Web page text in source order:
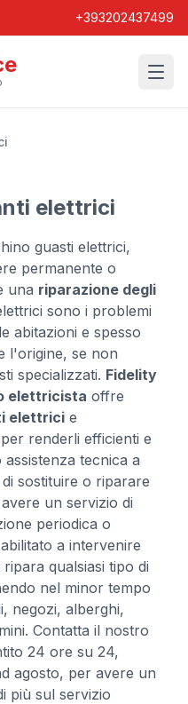
+393202437499
elettrici
guasti elettrici,
permanente o
una riparazione degli
sono i problemi
abitazioni e spesso
l'origine, se non
specializzati. Fidelity
elettricista offre
elettrici e
per renderli efficienti e
tecnica a
sostituire o riparare
un servizio di
periodica o
a intervenire
qualsiasi tipo di
nel minor tempo
negozi, alberghi,
Contatta il nostro
24 ore su 24,
agosto, per avere un
più sul servizio